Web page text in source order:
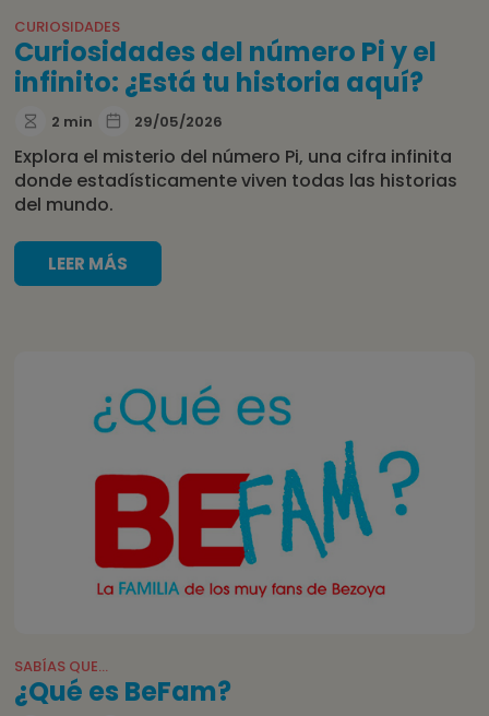
CURIOSIDADES
Curiosidades del número Pi y el
infinito: ¿Está tu historia aquí?
2 min 29/05/2026
Explora el misterio del número Pi, una cifra infinita
donde estadísticamente viven todas las historias
del mundo.
LEER MÁS
SABÍAS QUE...
¿Qué es BeFam?